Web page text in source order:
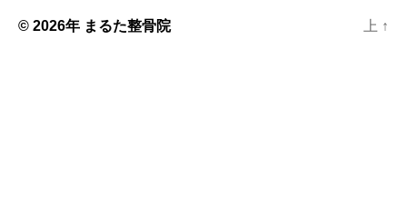
© 2026年 まるた整骨院 上 ↑